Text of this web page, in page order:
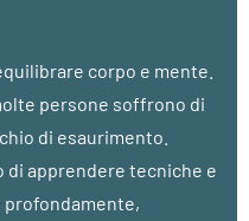
corpo e mente.
persone soffrono di
di esaurimento.
apprendere tecniche e